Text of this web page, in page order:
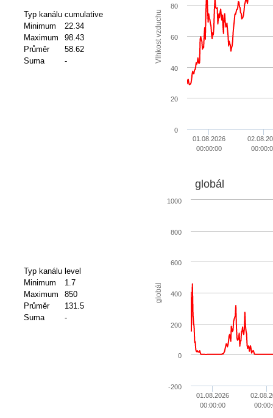
Typ kanálu cumulative
Minimum
22.34
Maximum
98.43
Průměr
58.62
Suma
- Vlhkost vzduchu
01.08.2026
00:00:00
0
20
40
60
80
Typ kanálu level
Minimum
1.7
Maximum
850
Průměr
131.5
Suma
-
globál
globál
01.08.2026
00:00:00
-200
0
200
400
600
800
1000